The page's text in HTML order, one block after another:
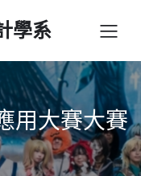
學系
用大賽大賽